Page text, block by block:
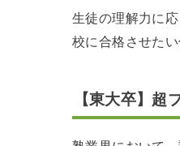
生徒の理解力に
校に合格させた
【東大卒】超